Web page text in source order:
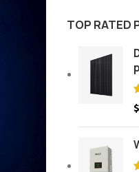
TOP RATED
$